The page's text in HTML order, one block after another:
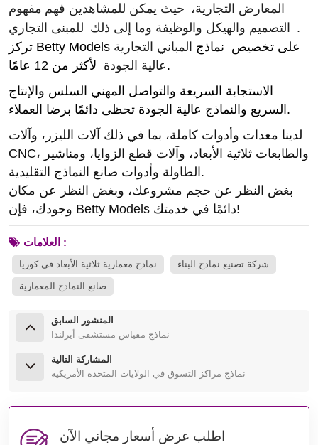
المعارض التجارية، حيث يمكن للمشاهدين فهم مفهوم
التصميم والهيكل والوظيفة وما إلى ذلك للمبنى التجاري
.
تركز Betty Models على تخصيص نماذج المباني التجارية
عالية الجودةلأكثر من 12 عامًا.
الاستجابة السريعة والتواصل المهني السلس والإنتاج
السريع والنماذج عالية الجودة تحظى دائمًا برضا العملاء.
لدينا معدات وأدوات كاملة، بما في ذلك آلات الليزر، وآلات
CNC، والطابعات ثلاثية الأبعاد، وآلات قطع الزوايا، ومناشير
الطاولة وأدوات صانع النماذج التقليدية.
بغض النظر عن حجم مشروعك، وبغض النظر عن مكان
وجودك، فإن Betty Models دائمًا في خدمتك!
العلامات :
نماذج معمارية ثلاثية الأبعاد في كوريا شركة تصنيع نماذج البناء
صانع النماذج المعمارية
المنشور السابق
نماذج مقياس مستشفى أيرلندا
المشاركة التالية
نماذج مراكز التسوق في الولايات المتحدة الأمريكية
اطلب عرض أسعار مجاني الآن